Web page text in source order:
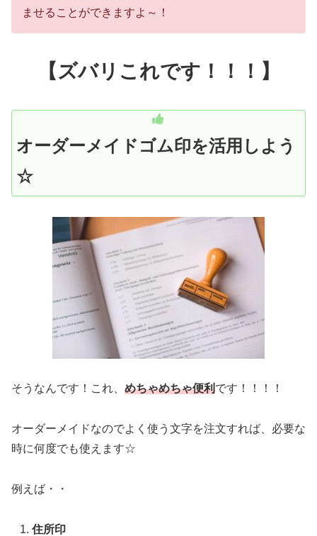
ませることができますよ～！
【ズバリこれです！！！】
オーダーメイドゴム印を活用しよう
☆
そうなんです！これ、 めちゃめちゃ便利です！！！！
オーダーメイドなのでよく使う文字を注文すれば、必要な
時に何度でも使えます☆
例えば・・
住所印